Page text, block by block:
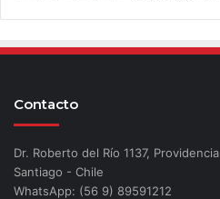
Contacto
Dr. Roberto del Río 1137, Providencia
Santiago - Chile
WhatsApp: (56 9) 89591212